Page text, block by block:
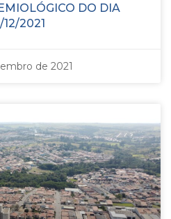
DO DIA
2021
de 2021